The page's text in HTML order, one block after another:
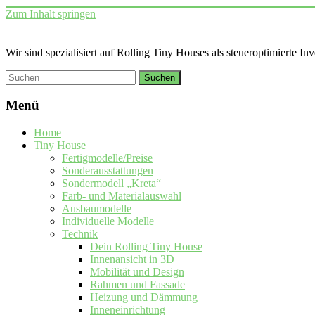
Zum Inhalt springen
Wir sind spezialisiert auf Rolling Tiny Houses als steueroptimierte
Menü
Home
Tiny House
Fertigmodelle/Preise
Sonderausstattungen
Sondermodell „Kreta“
Farb- und Materialauswahl
Ausbaumodelle
Individuelle Modelle
Technik
Dein Rolling Tiny House
Innenansicht in 3D
Mobilität und Design
Rahmen und Fassade
Heizung und Dämmung
Inneneinrichtung